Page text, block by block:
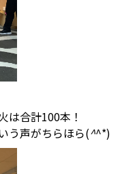
は合計100本！
う声がちらほら(^^*)